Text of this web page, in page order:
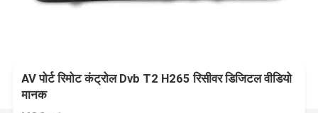
AV पोर्ट रिमोट कंट्रोल Dvb T2 H265 रिसीवर डिजिटल वीडियो
मानक